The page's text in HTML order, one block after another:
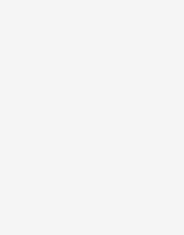
внезапного